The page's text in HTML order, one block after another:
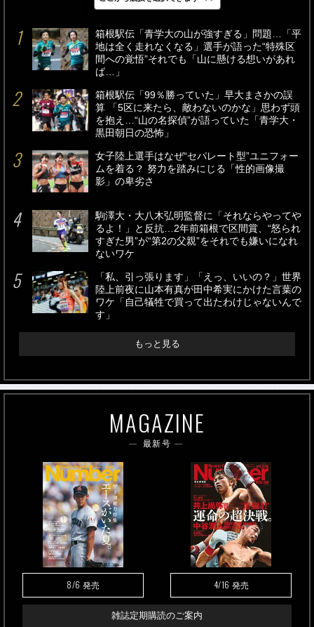
最新 24時間 週間
箱根駅伝「青学大の山が強すぎる」問題…「平
地は全く走れなくなる」選手が語った“特殊区
間への覚悟”それでも「山に懸ける想いがあれ
ば…」
箱根駅伝「99％勝っていた」早大まさかの誤
算 「5区に来たら、敵わないのかな」思わず頭
を抱え…“山の名探偵”が語っていた「青学大・
黒田朝日の恐怖」
女子陸上選手はなぜ“セパレート型”ユニフォー
ムを着る？ 努力を踏みにじる「性的画像撮
影」の卑劣さ
駒澤大・大八木弘明監督に「それならやってや
るよ！」と反抗…2年前箱根で区間賞、“怒られ
すぎた男”が“第2の父親”をそれでも嫌いになれ
ないワケ
「私、引っ張ります」「えっ、いいの？」世界
陸上前夜に山本有真が田中希実にかけた言葉の
ワケ「自己犠牲で買って出たわけじゃないんで
す」
もっと見る
MAGAZINE
最新号
8/6 発売 4/16 発売
雑誌定期購読のご案内